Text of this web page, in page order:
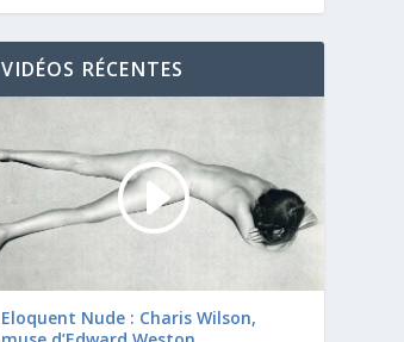
VIDÉOS RÉCENTES
Eloquent Nude : Charis Wilson,